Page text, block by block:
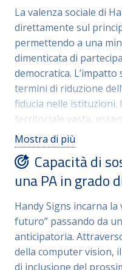
implementazione è
addestramento dell’IA
a lungo termine è
tecnologica che
di identità digitale
un asset strutturale
progetto isolato.
La valenza sociale di
direttamente sul
permettendo a una
dimenticata di
democratica.
termini di riduzione
fiducia nelle
territoriale vasta,
uniformemente dal
garantendo standard
territorio nazionale.
chiusura dei cicli di
sociale e basso costo
rendere i siti culturali e
inclusivi rafforza
un modello di società
Mostra di più
Capacità di
una PA in grado
Handy Signs incarna la
futuro” passando da
anticipatoria.
della computer vision,
di inclusione del